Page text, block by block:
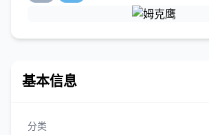
基本信息
分类